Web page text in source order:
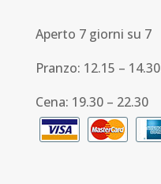
Aperto 7 giorni su 7
Pranzo: 12.15 – 14.30
Cena: 19.30 – 22.30